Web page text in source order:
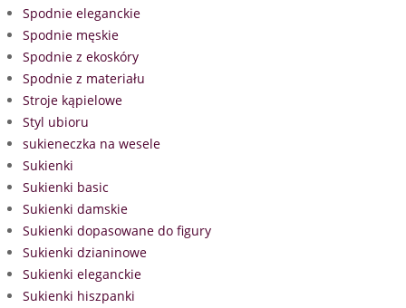
Spodnie eleganckie
Spodnie męskie
Spodnie z ekoskóry
Spodnie z materiału
Stroje kąpielowe
Styl ubioru
sukieneczka na wesele
Sukienki
Sukienki basic
Sukienki damskie
Sukienki dopasowane do figury
Sukienki dzianinowe
Sukienki eleganckie
Sukienki hiszpanki